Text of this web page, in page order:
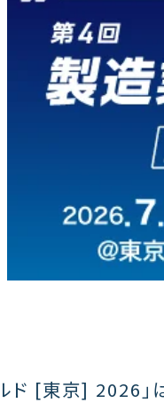
ド [東京] 2026」